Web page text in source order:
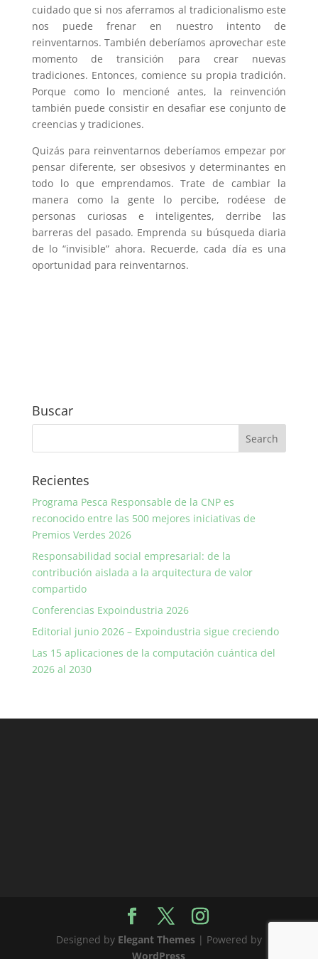
cuidado que si nos aferramos al tradicionalismo este
nos puede frenar en nuestro intento de
reinventarnos. También deberíamos aprovechar este
momento de transición para crear nuevas
tradiciones. Entonces, comience su propia tradición.
Porque como lo mencioné antes, la reinvención
también puede consistir en desafiar ese conjunto de
creencias y tradiciones.
Quizás para reinventarnos deberíamos empezar por
pensar diferente, ser obsesivos y determinantes en
todo lo que emprendamos. Trate de cambiar la
manera como la gente lo percibe, rodéese de
personas curiosas e inteligentes, derribe las
barreras del pasado. Emprenda su búsqueda diaria
de lo “invisible” ahora. Recuerde, cada día es una
oportunidad para reinventarnos.
Buscar
Recientes
Programa Pesca Responsable de la CNP es
reconocido entre las 500 mejores iniciativas de
Premios Verdes 2026
Responsabilidad social empresarial: de la
contribución aislada a la arquitectura de valor
compartido
Conferencias Expoindustria 2026
Editorial junio 2026 – Expoindustria sigue creciendo
Las 15 aplicaciones de la computación cuántica del
2026 al 2030
Designed by Elegant Themes| Powered by
WordPress